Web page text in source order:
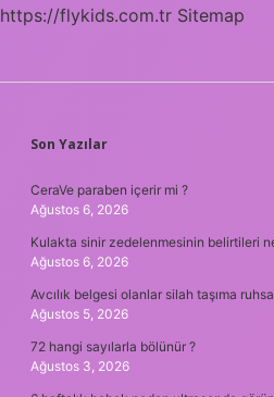
https://flykids.com.tr Sitemap
SIDEBAR
Son Yazılar
CeraVe paraben içerir mi ?
Ağustos 6, 2026
Kulakta sinir zedelenmesinin belirtileri
Ağustos 6, 2026
Avcılık belgesi olanlar silah taşıma
Ağustos 5, 2026
72 hangi sayılarla bölünür ?
Ağustos 3, 2026